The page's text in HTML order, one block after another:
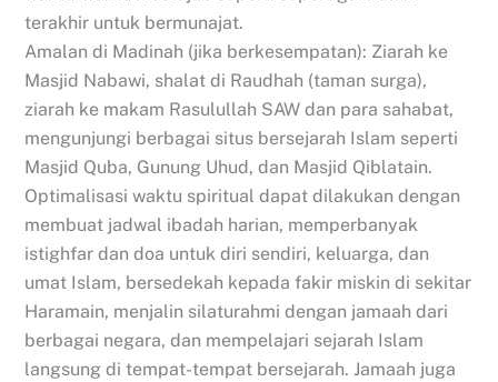
terakhir untuk bermunajat.
Amalan di Madinah (jika berkesempatan): Ziarah ke
Masjid Nabawi, shalat di Raudhah (taman surga),
ziarah ke makam Rasulullah SAW dan para sahabat,
mengunjungi berbagai situs bersejarah Islam seperti
Masjid Quba, Gunung Uhud, dan Masjid Qiblatain.
Optimalisasi waktu spiritual dapat dilakukan dengan
membuat jadwal ibadah harian, memperbanyak
istighfar dan doa untuk diri sendiri, keluarga, dan
umat Islam, bersedekah kepada fakir miskin di sekitar
Haramain, menjalin silaturahmi dengan jamaah dari
berbagai negara, dan mempelajari sejarah Islam
langsung di tempat-tempat bersejarah. Jamaah juga